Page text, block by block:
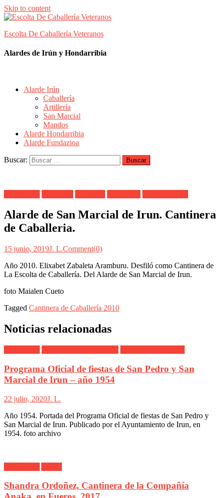
Skip to content
Escolta De Caballería Veteranos
Alardes de Irún y Hondarribia
Alarde Irún
Caballería
Artillería
San Marcial
Mandos
Alarde Hondarribia
Alarde Fundazioa
Buscar:
Alarde de San Marcial de Irun. Cantinera
de Caballeria.
15 junio, 2019J. L.Comment(0)
Año 2010. Elixabet Zabaleta Aramburu. Desfiló como Cantinera de
La Escolta de Caballería. Del Alarde de San Marcial de Irun.
foto Maialen Cueto
Tagged Cantinera de Caballería 2010
Noticias relacionadas
Programa Oficial de fiestas de San Pedro y San
Marcial de Irun – año 1954
22 julio, 2020J. L.
Año 1954. Portada del Programa Oficial de fiestas de San Pedro y
San Marcial de Irun. Publicado por el Ayuntamiento de Irun, en
1954. foto archivo
Shandra Ordoñez, Cantinera de la Compañía